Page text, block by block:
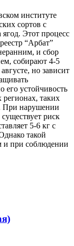
институте
сортов с
Этот процесс
“Арбат”
и сбор
собирают 4-5
но зависит
его устойчивость
таких
При нарушении
риск
5-6 кг с
такой
и при соблюдении